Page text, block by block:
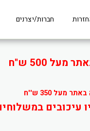
500 ש"ח
מעל 350 ש''ח
עיכובים
חברות/יצרנים